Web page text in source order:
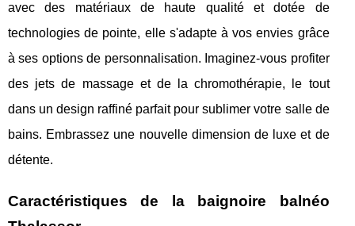
avec des matériaux de haute qualité et dotée de
technologies de pointe, elle s'adapte à vos envies grâce
à ses options de personnalisation. Imaginez-vous profiter
des jets de massage et de la chromothérapie, le tout
dans un design raffiné parfait pour sublimer votre salle de
bains. Embrassez une nouvelle dimension de luxe et de
détente.
Caractéristiques de la baignoire balnéo